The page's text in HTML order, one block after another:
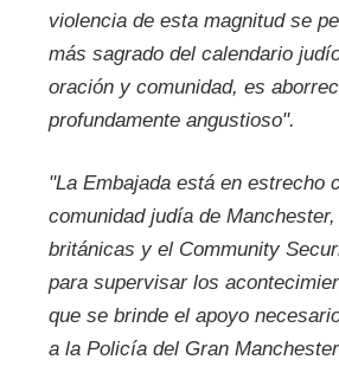
violencia de esta magnitud se
más sagrado del calendario
oración y comunidad, es
profundamente angustioso".
"La Embajada está en estrecho
comunidad judía de
británicas y el Community
para supervisar los
que se brinde el apoyo
a la Policía del Gran